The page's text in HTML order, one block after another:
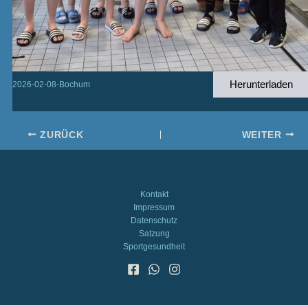
2026-02-08-Bochum Herunterladen
ZURÜCK WEITER
Kontakt
Impressum
Datenschutz
Satzung
Sportgesundheit